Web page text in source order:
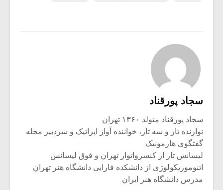
سجاد پورقناد
سجاد پورقناد متولد ۱۳۶۰ تهران
نوازنده تار و سه تار، خواننده آواز اپراتیک و سردبیر مجله
گفتگوی هارمونیک
لیسانس تار از کنسرواتوار تهران و فوق لیسانس
اتنوموزیکولوژی از دانشکده فارابی دانشگاه هنر تهران
مدرس دانشگاه هنر ایران